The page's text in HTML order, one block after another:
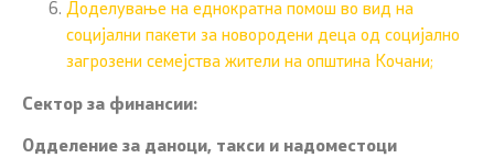
Доделување на еднократна помош во вид на
социјални пакети за новородени деца од социјално
загрозени семејства жители на општина Кочани;
Сектор за финансии:
Одделение за даноци, такси и надоместоци